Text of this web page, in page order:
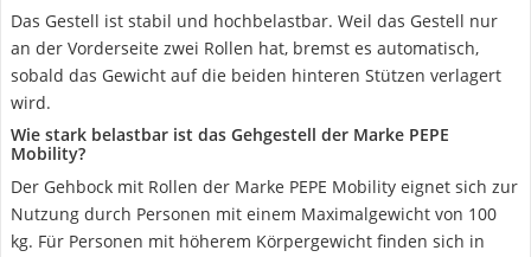
Das Gestell ist stabil und hochbelastbar. Weil das Gestell nur
an der Vorderseite zwei Rollen hat, bremst es automatisch,
sobald das Gewicht auf die beiden hinteren Stützen verlagert
wird.
Wie stark belastbar ist das Gehgestell der Marke PEPE
Mobility?
Der Gehbock mit Rollen der Marke PEPE Mobility eignet sich zur
Nutzung durch Personen mit einem Maximalgewicht von 100
kg. Für Personen mit höherem Körpergewicht finden sich in